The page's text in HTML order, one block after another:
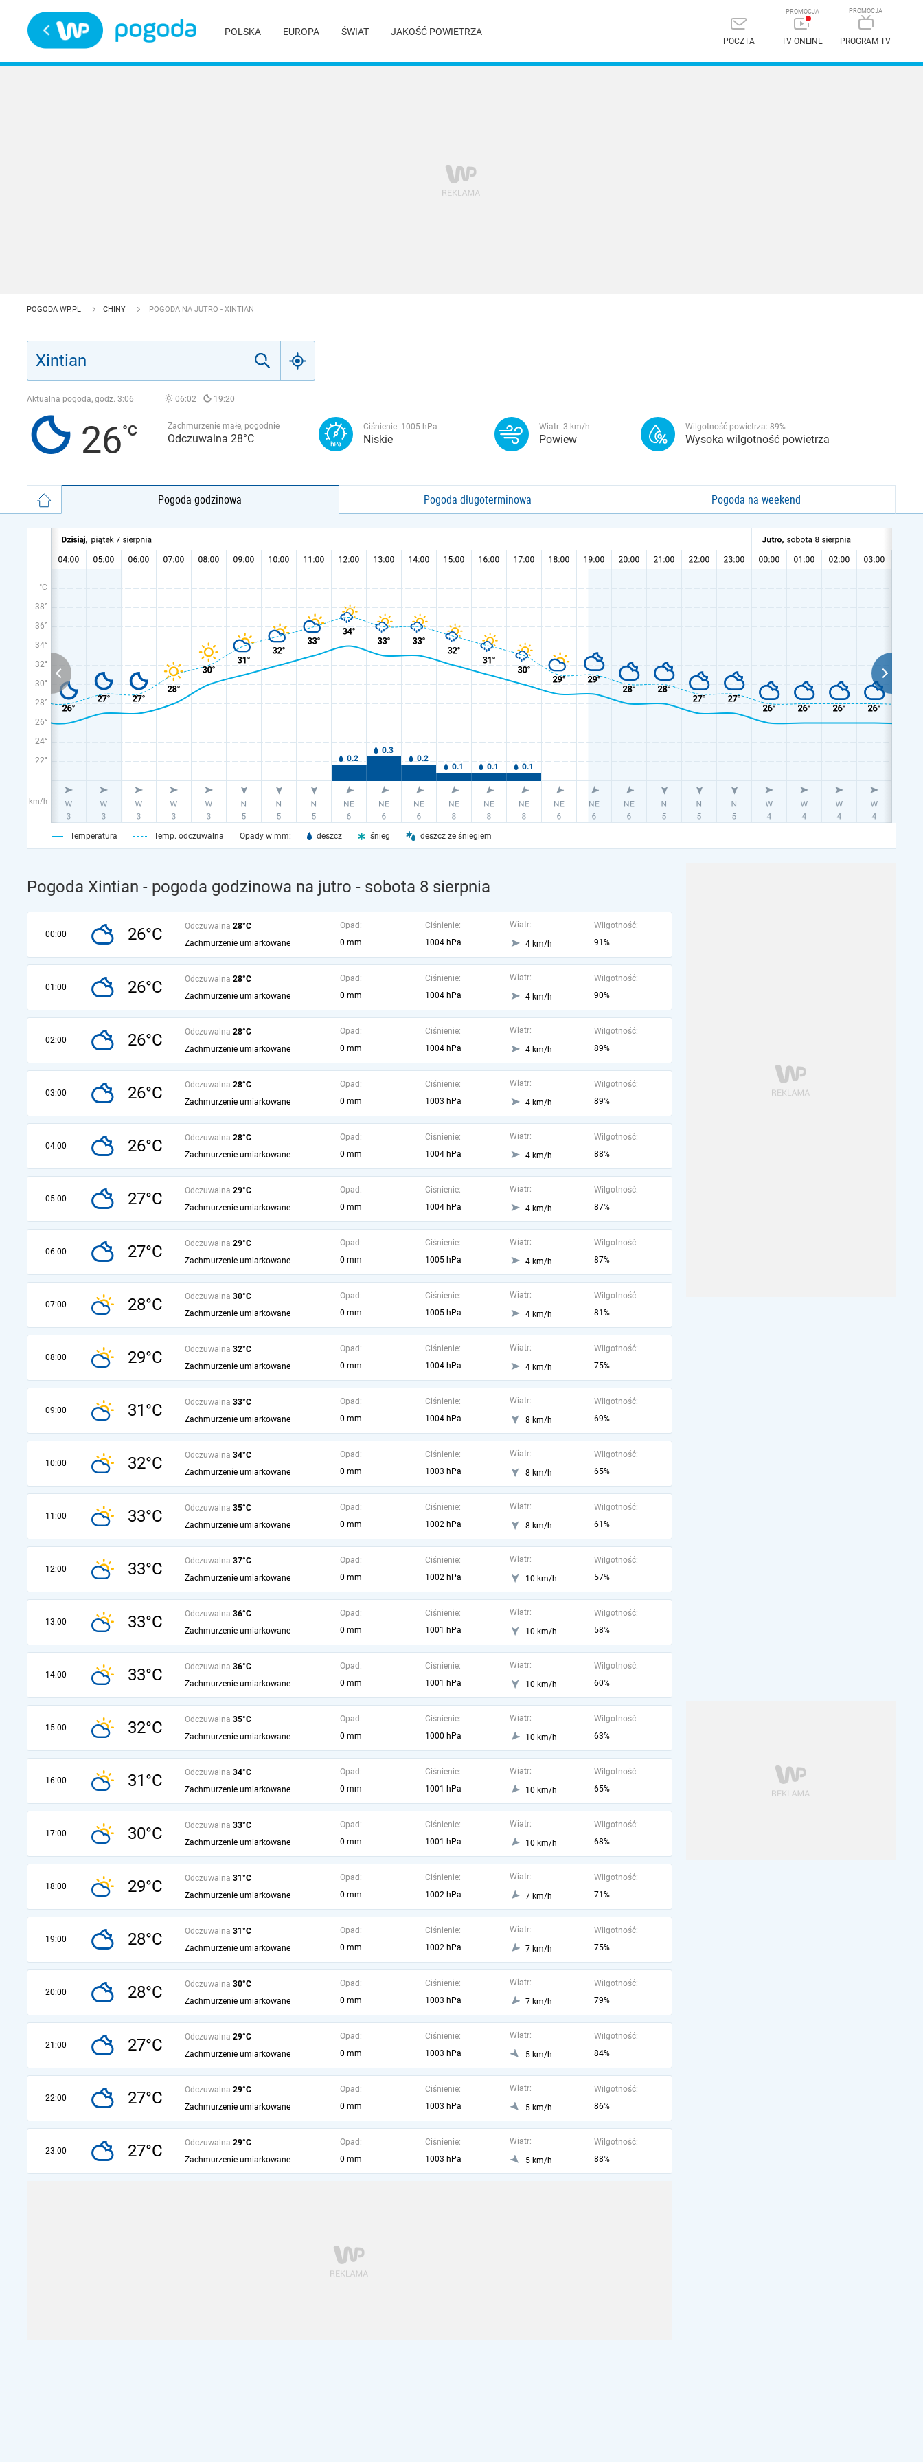
POLSKA EUROPA ŚWIAT JAKOŚĆ POWIETRZA
POCZTA TV ONLINE PROGRAM TV
POGODA WP.PL CHINY POGODA NA JUTRO - XINTIAN
Aktualna pogoda, godz. 3:06 06:02 19:20
26 Zachmurzenie małe, pogodnie
Odczuwalna 28°C
Ciśnienie: 1005 hPa
Niskie
Wiatr: 3 km/h
Powiew
Wilgotność powietrza: 89%
Wysoka wilgotność powietrza
Pogoda godzinowa Pogoda długoterminowa Pogoda na weekend
°C
38°
36°
34°
32°
30°
28°
26°
24°
22°
km/h
Temperatura Temp. odczuwalna Opady w mm: deszcz śnieg deszcz ze śniegiem
Pogoda Xintian - pogoda godzinowa na jutro - sobota 8 sierpnia
00:00 26°C Odczuwalna 28°C
Zachmurzenie umiarkowane
Opad:
0 mm
Ciśnienie:
1004 hPa
Wiatr:
4 km/h
Wilgotność:
91%
01:00 26°C Odczuwalna 28°C
Zachmurzenie umiarkowane
Opad:
0 mm
Ciśnienie:
1004 hPa
Wiatr:
4 km/h
Wilgotność:
90%
02:00 26°C Odczuwalna 28°C
Zachmurzenie umiarkowane
Opad:
0 mm
Ciśnienie:
1004 hPa
Wiatr:
4 km/h
Wilgotność:
89%
03:00 26°C Odczuwalna 28°C
Zachmurzenie umiarkowane
Opad:
0 mm
Ciśnienie:
1003 hPa
Wiatr:
4 km/h
Wilgotność:
89%
04:00 26°C Odczuwalna 28°C
Zachmurzenie umiarkowane
Opad:
0 mm
Ciśnienie:
1004 hPa
Wiatr:
4 km/h
Wilgotność:
88%
05:00 27°C Odczuwalna 29°C
Zachmurzenie umiarkowane
Opad:
0 mm
Ciśnienie:
1004 hPa
Wiatr:
4 km/h
Wilgotność:
87%
06:00 27°C Odczuwalna 29°C
Zachmurzenie umiarkowane
Opad:
0 mm
Ciśnienie:
1005 hPa
Wiatr:
4 km/h
Wilgotność:
87%
07:00 28°C Odczuwalna 30°C
Zachmurzenie umiarkowane
Opad:
0 mm
Ciśnienie:
1005 hPa
Wiatr:
4 km/h
Wilgotność:
81%
08:00 29°C Odczuwalna 32°C
Zachmurzenie umiarkowane
Opad:
0 mm
Ciśnienie:
1004 hPa
Wiatr:
4 km/h
Wilgotność:
75%
09:00 31°C Odczuwalna 33°C
Zachmurzenie umiarkowane
Opad:
0 mm
Ciśnienie:
1004 hPa
Wiatr:
8 km/h
Wilgotność:
69%
10:00 32°C Odczuwalna 34°C
Zachmurzenie umiarkowane
Opad:
0 mm
Ciśnienie:
1003 hPa
Wiatr:
8 km/h
Wilgotność:
65%
11:00 33°C Odczuwalna 35°C
Zachmurzenie umiarkowane
Opad:
0 mm
Ciśnienie:
1002 hPa
Wiatr:
8 km/h
Wilgotność:
61%
12:00 33°C Odczuwalna 37°C
Zachmurzenie umiarkowane
Opad:
0 mm
Ciśnienie:
1002 hPa
Wiatr:
10 km/h
Wilgotność:
57%
13:00 33°C Odczuwalna 36°C
Zachmurzenie umiarkowane
Opad:
0 mm
Ciśnienie:
1001 hPa
Wiatr:
10 km/h
Wilgotność:
58%
14:00 33°C Odczuwalna 36°C
Zachmurzenie umiarkowane
Opad:
0 mm
Ciśnienie:
1001 hPa
Wiatr:
10 km/h
Wilgotność:
60%
15:00 32°C Odczuwalna 35°C
Zachmurzenie umiarkowane
Opad:
0 mm
Ciśnienie:
1000 hPa
Wiatr:
10 km/h
Wilgotność:
63%
16:00 31°C Odczuwalna 34°C
Zachmurzenie umiarkowane
Opad:
0 mm
Ciśnienie:
1001 hPa
Wiatr:
10 km/h
Wilgotność:
65%
17:00 30°C Odczuwalna 33°C
Zachmurzenie umiarkowane
Opad:
0 mm
Ciśnienie:
1001 hPa
Wiatr:
10 km/h
Wilgotność:
68%
18:00 29°C Odczuwalna 31°C
Zachmurzenie umiarkowane
Opad:
0 mm
Ciśnienie:
1002 hPa
Wiatr:
7 km/h
Wilgotność:
71%
19:00 28°C Odczuwalna 31°C
Zachmurzenie umiarkowane
Opad:
0 mm
Ciśnienie:
1002 hPa
Wiatr:
7 km/h
Wilgotność:
75%
20:00 28°C Odczuwalna 30°C
Zachmurzenie umiarkowane
Opad:
0 mm
Ciśnienie:
1003 hPa
Wiatr:
7 km/h
Wilgotność:
79%
21:00 27°C Odczuwalna 29°C
Zachmurzenie umiarkowane
Opad:
0 mm
Ciśnienie:
1003 hPa
Wiatr:
5 km/h
Wilgotność:
84%
22:00 27°C Odczuwalna 29°C
Zachmurzenie umiarkowane
Opad:
0 mm
Ciśnienie:
1003 hPa
Wiatr:
5 km/h
Wilgotność:
86%
23:00 27°C Odczuwalna 29°C
Zachmurzenie umiarkowane
Opad:
0 mm
Ciśnienie:
1003 hPa
Wiatr:
5 km/h
Wilgotność:
88%